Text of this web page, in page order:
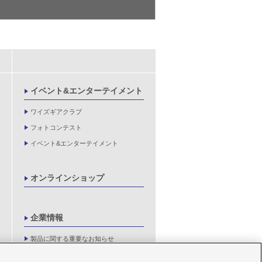
イベント&エンターテイメント
ワイズギアクラブ
フォトコンテスト
イベント&エンターテイメント
オンラインショップ
企業情報
製品に関する重要なお知らせ